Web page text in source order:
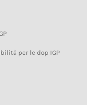
per le dop IGP